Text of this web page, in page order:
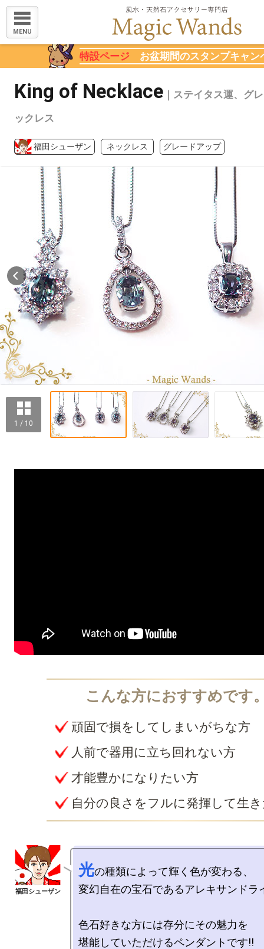
MENU
特設ページ お盆期間のスタンプキャン
King of Necklace ｜ステイタス運、グ
ックレス
福田シューザン ネックレス グレードアップ
1 / 10
頑固で損をしてしまいがちな方
人前で器用に立ち回れない方
才能豊かになりたい方
自分の良さをフルに発揮して生
光の種類によって輝く色が変わる、
変幻自在の宝石であるアレキサンドラ
色石好きな方には存分にその魅力を